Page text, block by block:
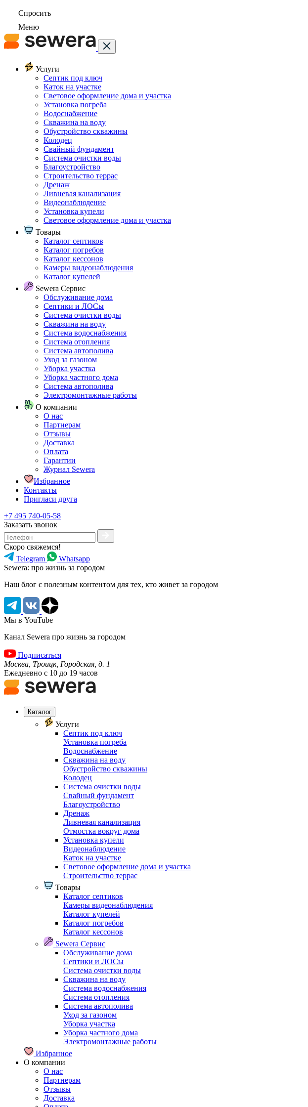
Спросить
Меню
Услуги
Септик под ключ
Каток на участке
Световое оформление дома и участка
Установка погреба
Водоснабжение
Скважина на воду
Обустройство скважины
Колодец
Свайный фундамент
Система очистки воды
Благоустройство
Строительство террас
Дренаж
Ливневая канализация
Видеонаблюдение
Установка купели
Световое оформление дома и участка
Товары
Каталог септиков
Каталог погребов
Каталог кессонов
Камеры видеонаблюдения
Каталог купелей
Sewera Сервис
Обслуживание дома
Септики и ЛОСы
Система очистки воды
Скважина на воду
Система водоснабжения
Система отопления
Система автополива
Уход за газоном
Уборка участка
Уборка частного дома
Система автополива
Электромонтажные работы
О компании
О нас
Партнерам
Отзывы
Доставка
Оплата
Гарантии
Журнал Sewera
Избранное
Контакты
Пригласи друга
+7 495 740-05-58
Заказать звонок
Скоро свяжемся!
Telegram
Whatsapp
Sewera: про жизнь за городом
Наш блог c полезным контентом для тех, кто живет за городом
Мы в YouTube
Канал Sewera про жизнь за городом
Подписаться
Москва, Троицк, Городская, д. 1
Ежедневно с 10 до 19 часов
Каталог
Услуги
Септик под ключ
Установка погреба
Водоснабжение
Скважина на воду
Обустройство скважины
Колодец
Система очистки воды
Свайный фундамент
Благоустройство
Дренаж
Ливневая канализация
Отмостка вокруг дома
Установка купели
Видеонаблюдение
Каток на участке
Световое оформление дома и участка
Строительство террас
Товары
Каталог септиков
Камеры видеонаблюдения
Каталог купелей
Каталог погребов
Каталог кессонов
Sewera Сервис
Обслуживание дома
Септики и ЛОСы
Система очистки воды
Скважина на воду
Система водоснабжения
Система отопления
Система автополива
Уход за газоном
Уборка участка
Уборка частного дома
Электромонтажные работы
Избранное
О компании
О нас
Партнерам
Отзывы
Доставка